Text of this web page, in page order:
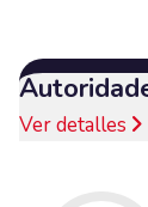
Ver detalles